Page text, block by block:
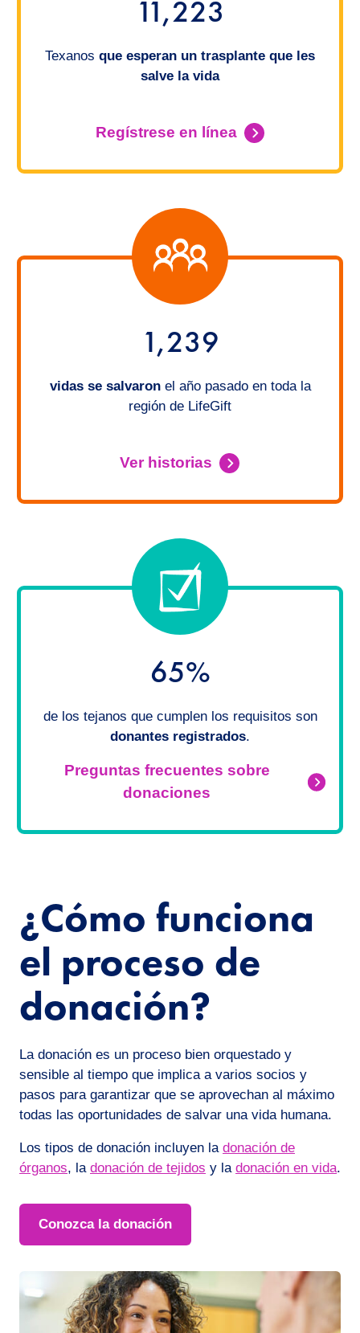
11,223
Texanos que esperan un trasplante que les
salve la vida
Regístrese en línea
1,239
vidas se salvaronel año pasado en toda la
región de LifeGift
Ver historias
65%
de los tejanos que cumplen los requisitos son
donantes registrados.
Preguntas frecuentes sobre
donaciones
¿Cómo funciona
el proceso de
donación?
La donación es un proceso bien orquestado y
sensible al tiempo que implica a varios socios y
pasos para garantizar que se aprovechan al máximo
todas las oportunidades de salvar una vida humana.
Los tipos de donación incluyen la donación de
órganos, la donación de tejidos y la donación en vida.
Conozca la donación